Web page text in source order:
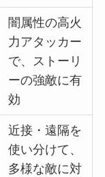
闇属性の高火
力アタッカー
で、ストーリ
ーの強敵に有
効
近接・遠隔を
使い分けて、
多様な敵に対